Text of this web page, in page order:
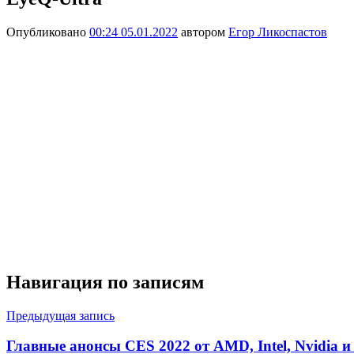
Опубликовано 00:24 05.01.2022 автором Егор Ликоспастов
Навигация по записям
Предыдущая запись
Главные анонсы CES 2022 от AMD, Intel, Nvidia и